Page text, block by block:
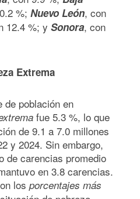
%; Nuevo León, con
12.4 %; y Sonora, con
Extrema
de población en
fue 5.3 %, lo que
de 9.1 a 7.0 millones
y 2024. Sin embargo,
de carencias promedio
en 3.8 carencias.
los porcentajes más